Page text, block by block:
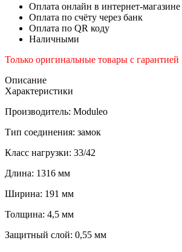
Оплата онлайн в интернет-магазине
Оплата по счёту через банк
Оплата по QR коду
Наличными
Только оригинальные товары с гарантией
Описание
Характеристики
Производитель: Moduleo
Тип соединения: замок
Класс нагрузки: 33/42
Длина: 1316 мм
Ширина: 191 мм
Толщина: 4,5 мм
Защитный слой: 0,55 мм